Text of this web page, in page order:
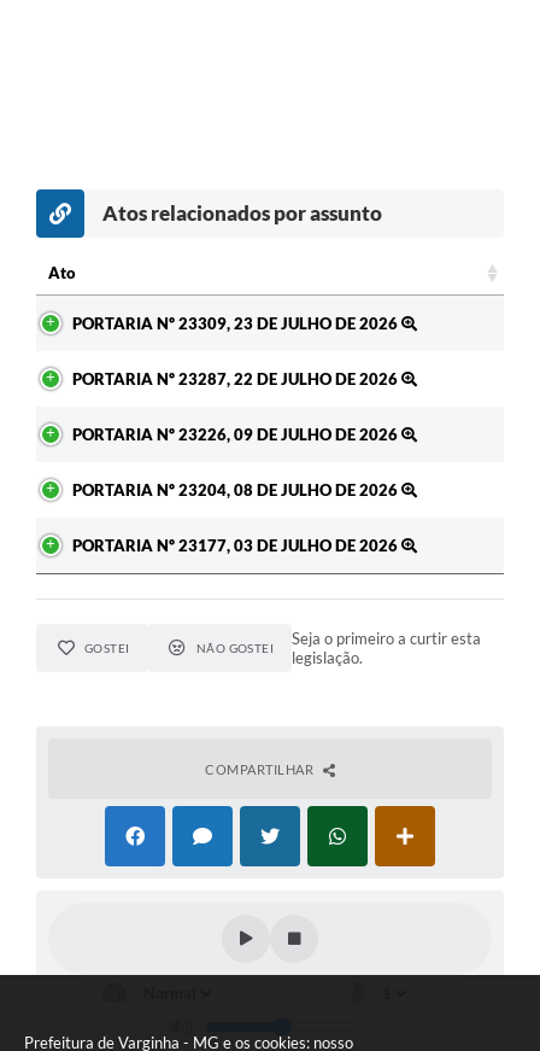
Prefeitura de Varginha - MG e os cookies: nosso
Atos relacionados por assunto
Ato
PORTARIA Nº 23309, 23 DE JULHO DE 2026
PORTARIA Nº 23287, 22 DE JULHO DE 2026
PORTARIA Nº 23226, 09 DE JULHO DE 2026
PORTARIA Nº 23204, 08 DE JULHO DE 2026
PORTARIA Nº 23177, 03 DE JULHO DE 2026
GOSTEI NÃO GOSTEI
Seja o primeiro a curtir esta
legislação.
COMPARTILHAR